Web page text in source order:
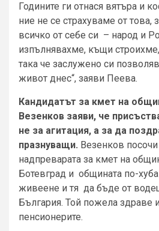
Годините ги отнася вятъра и
ние не се страхуваме от това,
всичко от себе си – народ и
изпълнявахме, къщи
така че заслужено си
живот днес“, заяви Пеева.
Кандидатът за кмет на
Везенков заяви, че
не за агитация, а за да
празнуващи. Везенков
надпреварата за кмет на
Ботевград и общината по-
живеене и тя да бъде от
България. Той пожела здраве
пенсионерите.